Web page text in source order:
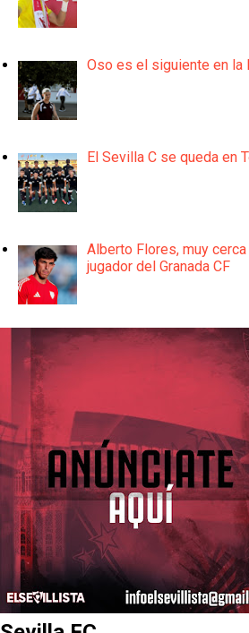
Oso es el siguiente en la
El Sevilla C se queda en
Alberto Flores, muy
jugador del Granada CF